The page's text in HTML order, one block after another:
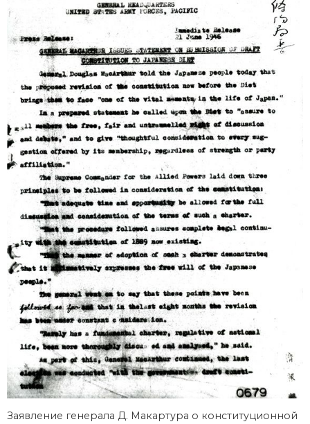
Заявление генерала Д. Макартура о конституционной